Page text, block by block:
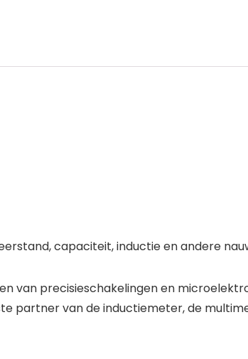
capaciteit, inductie en andere
van precisieschakelingen en
partner van de inductiemeter, de